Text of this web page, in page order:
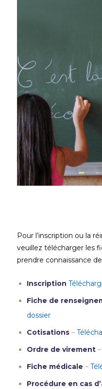
Pour l’inscription ou la
veuillez télécharger les
prendre connaissance
Inscription
Fiche de
dossier
Cotisations –
Ordre de virement –
Fiche médicale –
Procédure en cas